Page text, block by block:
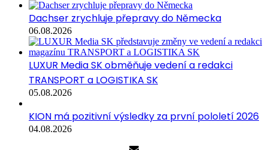
Dachser zrychluje přepravy do Německa
06.08.2026
LUXUR Media SK obměňuje vedení a redakci
TRANSPORT a LOGISTIKA SK
05.08.2026
KION má pozitivní výsledky za první pololetí 2026
04.08.2026